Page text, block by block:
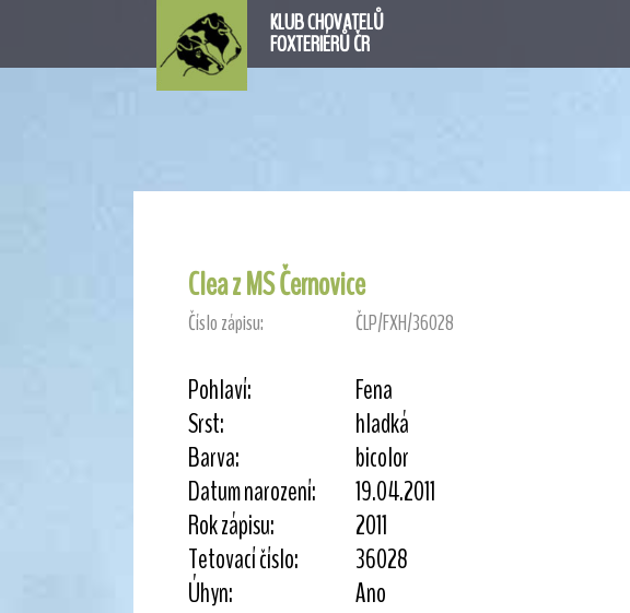
KLUB CHOVATELŮ
FOXTERIÉRŮ ČR
Clea z MS Černovice
Číslo zápisu: ČLP/FXH/36028
Pohlaví:
Fena
Srst:
hladká
Barva:
bicolor
Datum narození:
19.04.2011
Rok zápisu:
2011
Tetovací číslo:
36028
Úhyn:
Ano